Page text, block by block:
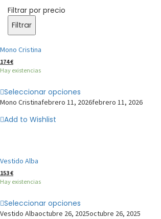
Filtrar por precio
Filtrar
Mono Cristina
174€
Hay existencias
Seleccionar opciones
Mono Cristinafebrero 11, 2026febrero 11, 2026
Add to Wishlist
Vestido Alba
153€
Hay existencias
Seleccionar opciones
Vestido Albaoctubre 26, 2025octubre 26, 2025